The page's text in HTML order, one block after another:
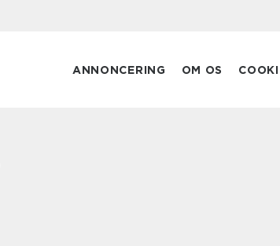
ANNONCERING OM OS